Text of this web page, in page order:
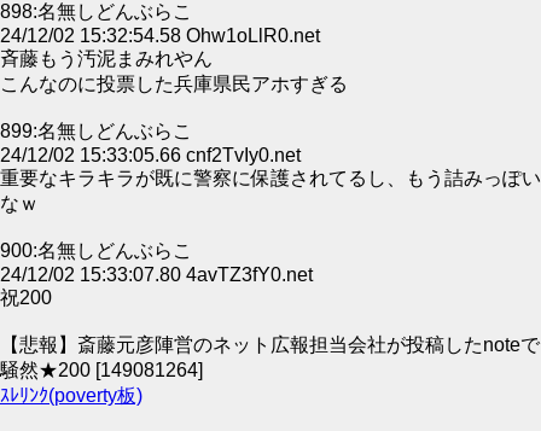
898:名無しどんぶらこ
24/12/02 15:32:54.58 Ohw1oLlR0.net
斉藤もう汚泥まみれやん
こんなのに投票した兵庫県民アホすぎる
899:名無しどんぶらこ
24/12/02 15:33:05.66 cnf2TvIy0.net
重要なキラキラが既に警察に保護されてるし、もう詰みっぽい
なｗ
900:名無しどんぶらこ
24/12/02 15:33:07.80 4avTZ3fY0.net
祝200
【悲報】斎藤元彦陣営のネット広報担当会社が投稿したnoteで
騒然★200 [149081264]
ｽﾚﾘﾝｸ(poverty板)